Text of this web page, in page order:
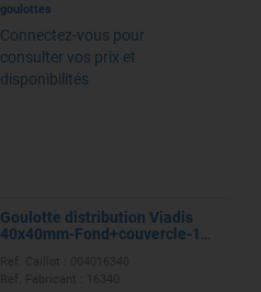
goulottes
Connectez-vous pour
consulter vos prix et
disponibilités
Goulotte distribution Viadis
40x40mm-Fond+couvercle-1